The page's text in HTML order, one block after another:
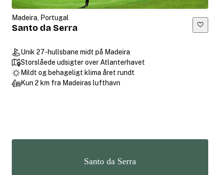
Madeira, Portugal
Santo da Serra
Unik 27-hullsbane midt på Madeira
Storslåede udsigter over Atlanterhavet
Mildt og behageligt klima året rundt
Kun 2 km fra Madeiras lufthavn
Santo da Serra